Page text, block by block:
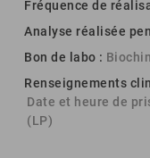
Fréquence de
Analyse réalisée
Bon de labo :
Renseignements
Date et heure de
(LP)